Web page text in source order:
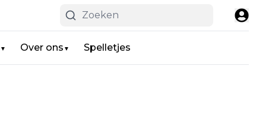
▼ Over ons ▼ Spelletjes